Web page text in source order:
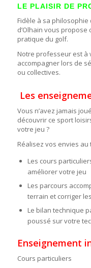
LE PLAISIR DE
Fidèle à sa philosophie
d’Olhain vous
pratique du golf.
Notre professeur est à
accompagner lors de
ou collectives.
Les
Vous n’avez jamais
découvrir ce sport
votre jeu ?
Réalisez vos envies
Les cours
améliorer votre jeu
Les parcours
terrain et corriger
Le bilan technique
poussé sur votre
Enseignement
Cours